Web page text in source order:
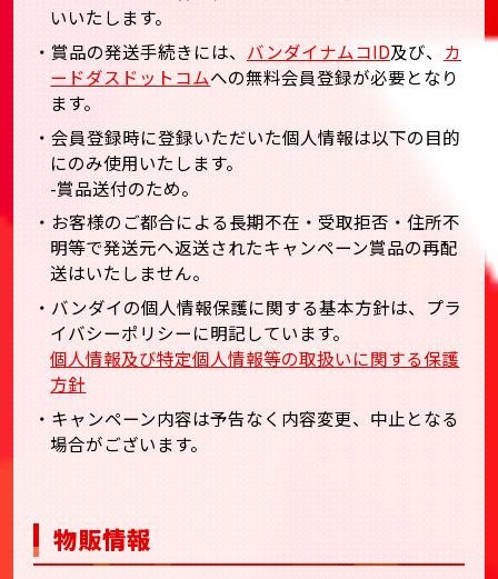
いいたします。
・賞品の発送手続きには、 バンダイナムコID及び、 カ
ードダスドットコムへの無料会員登録が必要となり
ます。
・会員登録時に登録いただいた個人情報は以下の目的
にのみ使用いたします。
-賞品送付のため。
・お客様のご都合による長期不在・受取拒否・住所不
明等で発送元へ返送されたキャンペーン賞品の再配
送はいたしません。
・バンダイの個人情報保護に関する基本方針は、プラ
イバシーポリシーに明記しています。
個人情報及び特定個人情報等の取扱いに関する保護
方針
・キャンペーン内容は予告なく内容変更、中止となる
場合がございます。
物販情報